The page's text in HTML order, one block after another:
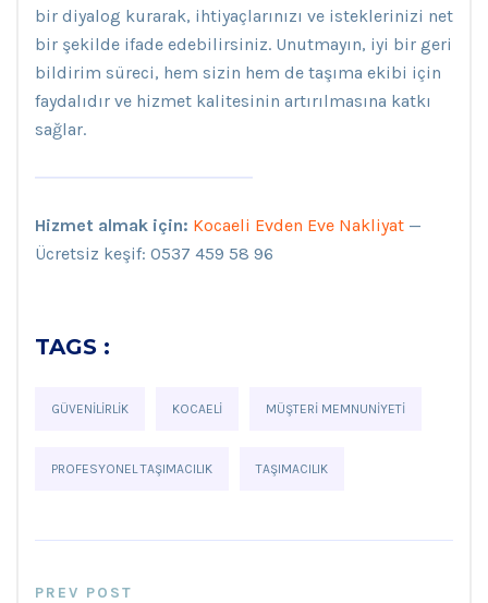
bir diyalog kurarak, ihtiyaçlarınızı ve isteklerinizi net
bir şekilde ifade edebilirsiniz. Unutmayın, iyi bir geri
bildirim süreci, hem sizin hem de taşıma ekibi için
faydalıdır ve hizmet kalitesinin artırılmasına katkı
sağlar.
Hizmet almak için: Kocaeli Evden Eve Nakliyat —
Ücretsiz keşif: 0537 459 58 96
TAGS :
GÜVENILIRLIK KOCAELI MÜŞTERI MEMNUNIYETI
PROFESYONEL TAŞIMACILIK TAŞIMACILIK
PREV POST